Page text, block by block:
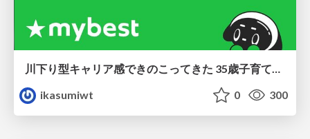
川下り型キャリア感できのこってきた 35歳子育て世帯の葛藤
ikasumiwt
0 300